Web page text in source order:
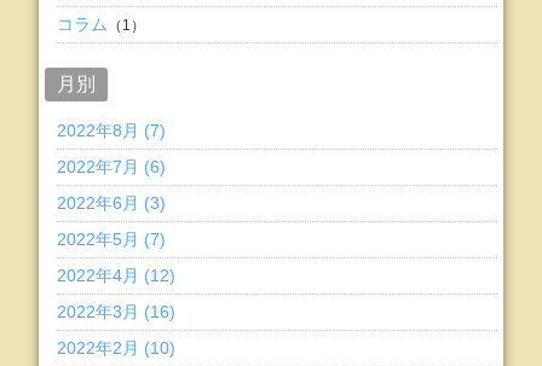
コラム （1）
月別
2022年8月 (7)
2022年7月 (6)
2022年6月 (3)
2022年5月 (7)
2022年4月 (12)
2022年3月 (16)
2022年2月 (10)